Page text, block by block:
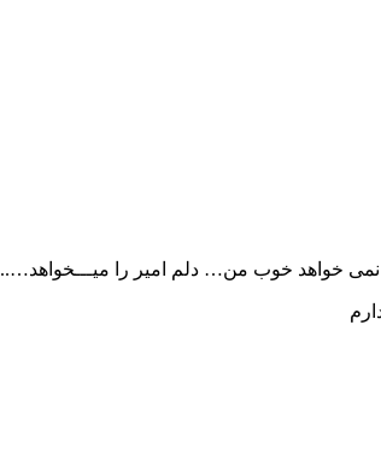
خواهد خوب من… دلم امیر را میـــخواهد…..